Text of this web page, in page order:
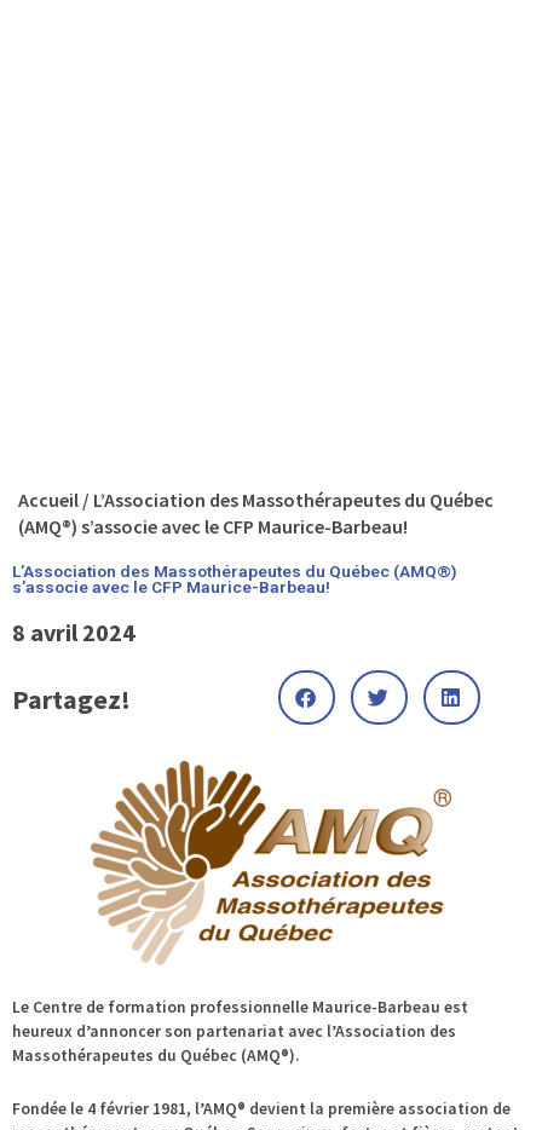
Accueil / L’Association des Massothérapeutes du Québec
(AMQ®) s’associe avec le CFP Maurice-Barbeau!
L’Association des Massothérapeutes du Québec (AMQ®)
s’associe avec le CFP Maurice-Barbeau!
8 avril 2024
Partagez!
Le Centre de formation professionnelle Maurice-Barbeau est
heureux d’annoncer son partenariat avec l’Association des
Massothérapeutes du Québec (AMQ®).
Fondée le 4 février 1981, l’AMQ® devient la première association de